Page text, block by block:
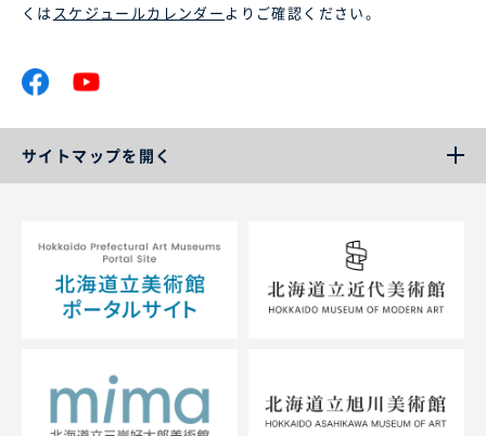
くは スケジュールカレンダーよりご確認ください。
サイトマップを開く